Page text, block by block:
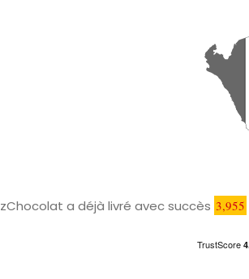
zChocolat a déjà livré avec succès 3,955